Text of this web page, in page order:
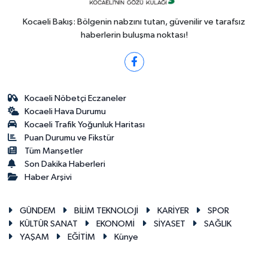
Kocaeli Bakış: Bölgenin nabzını tutan, güvenilir ve tarafsız
haberlerin buluşma noktası!
Kocaeli Nöbetçi Eczaneler
Kocaeli Hava Durumu
Kocaeli Trafik Yoğunluk Haritası
Puan Durumu ve Fikstür
Tüm Manşetler
Son Dakika Haberleri
Haber Arşivi
GÜNDEM BİLİM TEKNOLOJİ KARİYER
SPOR
KÜLTÜR SANAT
EKONOMİ SİYASET
SAĞLIK
YAŞAM
EĞİTİM Künye